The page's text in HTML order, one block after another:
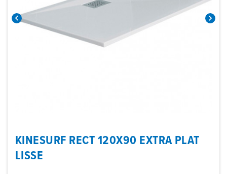
 
KINESURF RECT 120X90 EXTRA PLAT
LISSE